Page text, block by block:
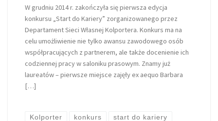
W grudniu 2014 r. zakończyła się pierwsza edycja
konkursu „Start do Kariery” zorganizowanego przez
Departament Sieci Własnej Kolportera. Konkurs ma na
celu umożliwienie nie tylko awansu zawodowego osób
współpracujących z partnerem, ale także docenienie ich
codziennej pracy w saloniku prasowym. Znamy już
laureatów – pierwsze miejsce zajęły ex aequo Barbara
[…]
Kolporter konkurs start do kariery